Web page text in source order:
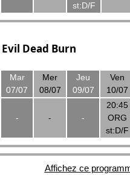
st:D/F
Evil Dead Burn
Mar
07/07
Mer
08/07
Jeu
09/07
Ven
10/07
- - -
20:45
ORG
st:D/F
Affichez ce